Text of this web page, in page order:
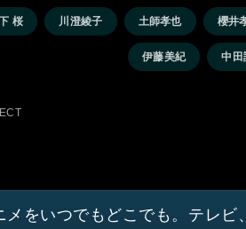
桜 川澄綾子 土師孝也 櫻井
伊藤美紀 中田
をいつでもどこでも。テレビ